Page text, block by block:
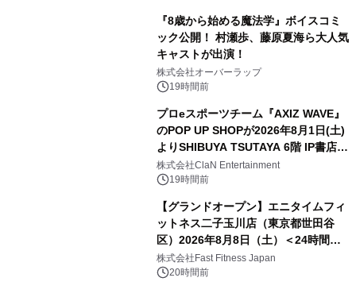
『8歳から始める魔法学』ボイスコミ
ック公開！ 村瀬歩、藤原夏海ら大人気
キャストが出演！
株式会社オーバーラップ
19時間前
プロeスポーツチーム『AXIZ WAVE』
のPOP UP SHOPが2026年8月1日(土)
よりSHIBUYA TSUTAYA 6階 IP書店で
開催決定！！
株式会社ClaN Entertainment
19時間前
【グランドオープン】エニタイムフィ
ットネス二子玉川店（東京都世田谷
区）2026年8月8日（土）＜24時間年
中無休のフィットネスジム＞
株式会社Fast Fitness Japan
20時間前